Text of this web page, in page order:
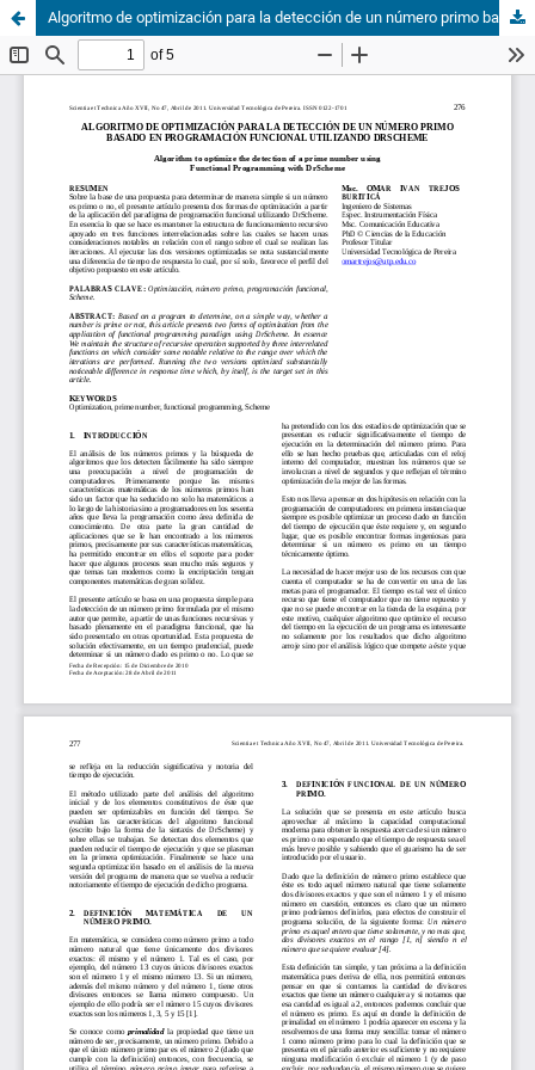
Algoritmo de optimización para la detección de un número primo basado en programación funcional utilizando Drscheme